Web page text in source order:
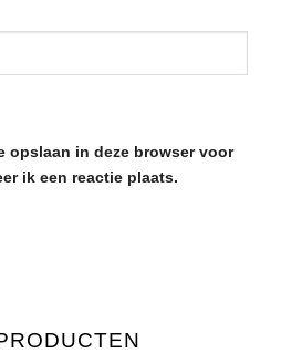
opslaan in deze browser voor
ik een reactie plaats.